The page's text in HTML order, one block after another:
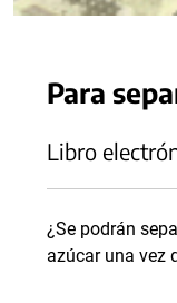
Para
Libro
¿Se podrán
azúcar una vez